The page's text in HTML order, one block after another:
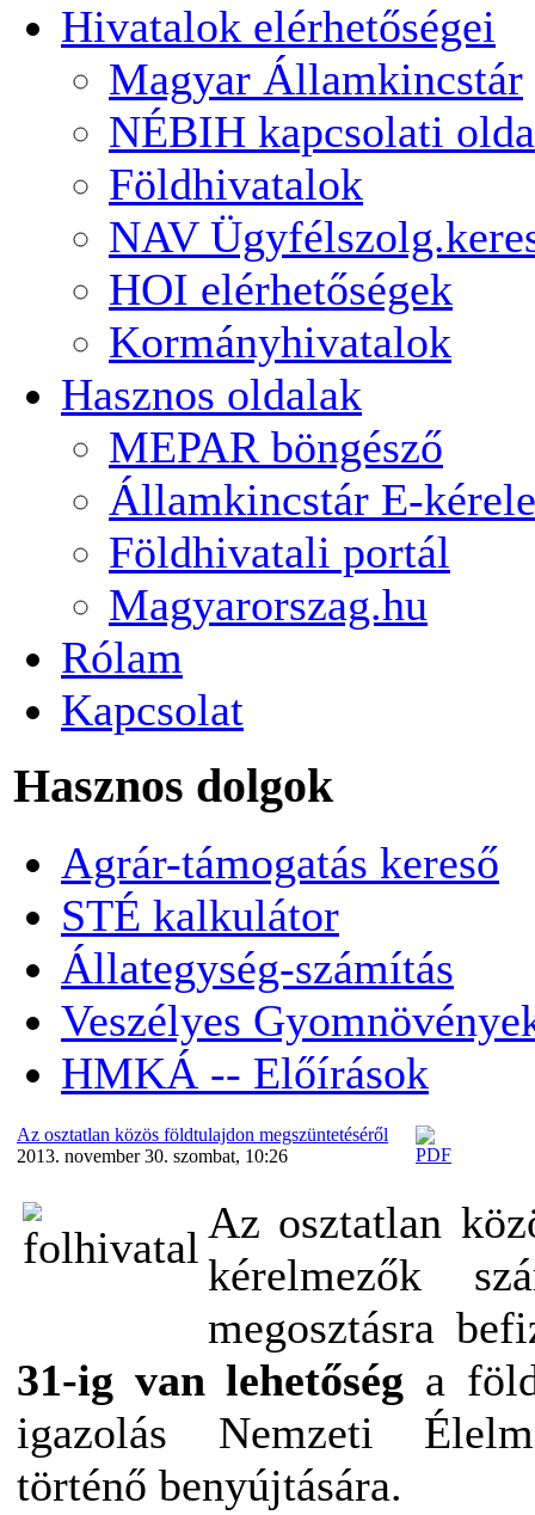
Hivatalok elérhetőségei
Magyar Államkincstár
NÉBIH kapcsolati
Földhivatalok
NAV
HOI elérhetőségek
Kormányhivatalok
Hasznos oldalak
MEPAR böngésző
Államkincstár E-
Földhivatali portál
Magyarorszag.hu
Rólam
Kapcsolat
Hasznos dolgok
Agrár-támogatás kereső
STÉ kalkulátor
Állategység-számítás
Veszélyes
HMKÁ -- Előírások
Az osztatlan közös földtulajdon megszüntetéséről
2013. november 30. szombat, 10:26
Az osztatlan
kérelmezők
megosztásra
31-ig van lehetőség a
igazolás Nemzeti
történő benyújtására.